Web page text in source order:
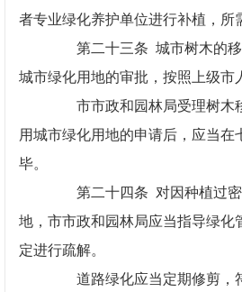
者专业绿化养护单位进行补植，所
第二十三条 城市树木的移
城市绿化用地的审批，按照上级市
市市政和园林局受理树木
用城市绿化用地的申请后，应当在
毕。
第二十四条 对因种植过密
地，市市政和园林局应当指导绿化
定进行疏解。
道路绿化应当定期修剪，